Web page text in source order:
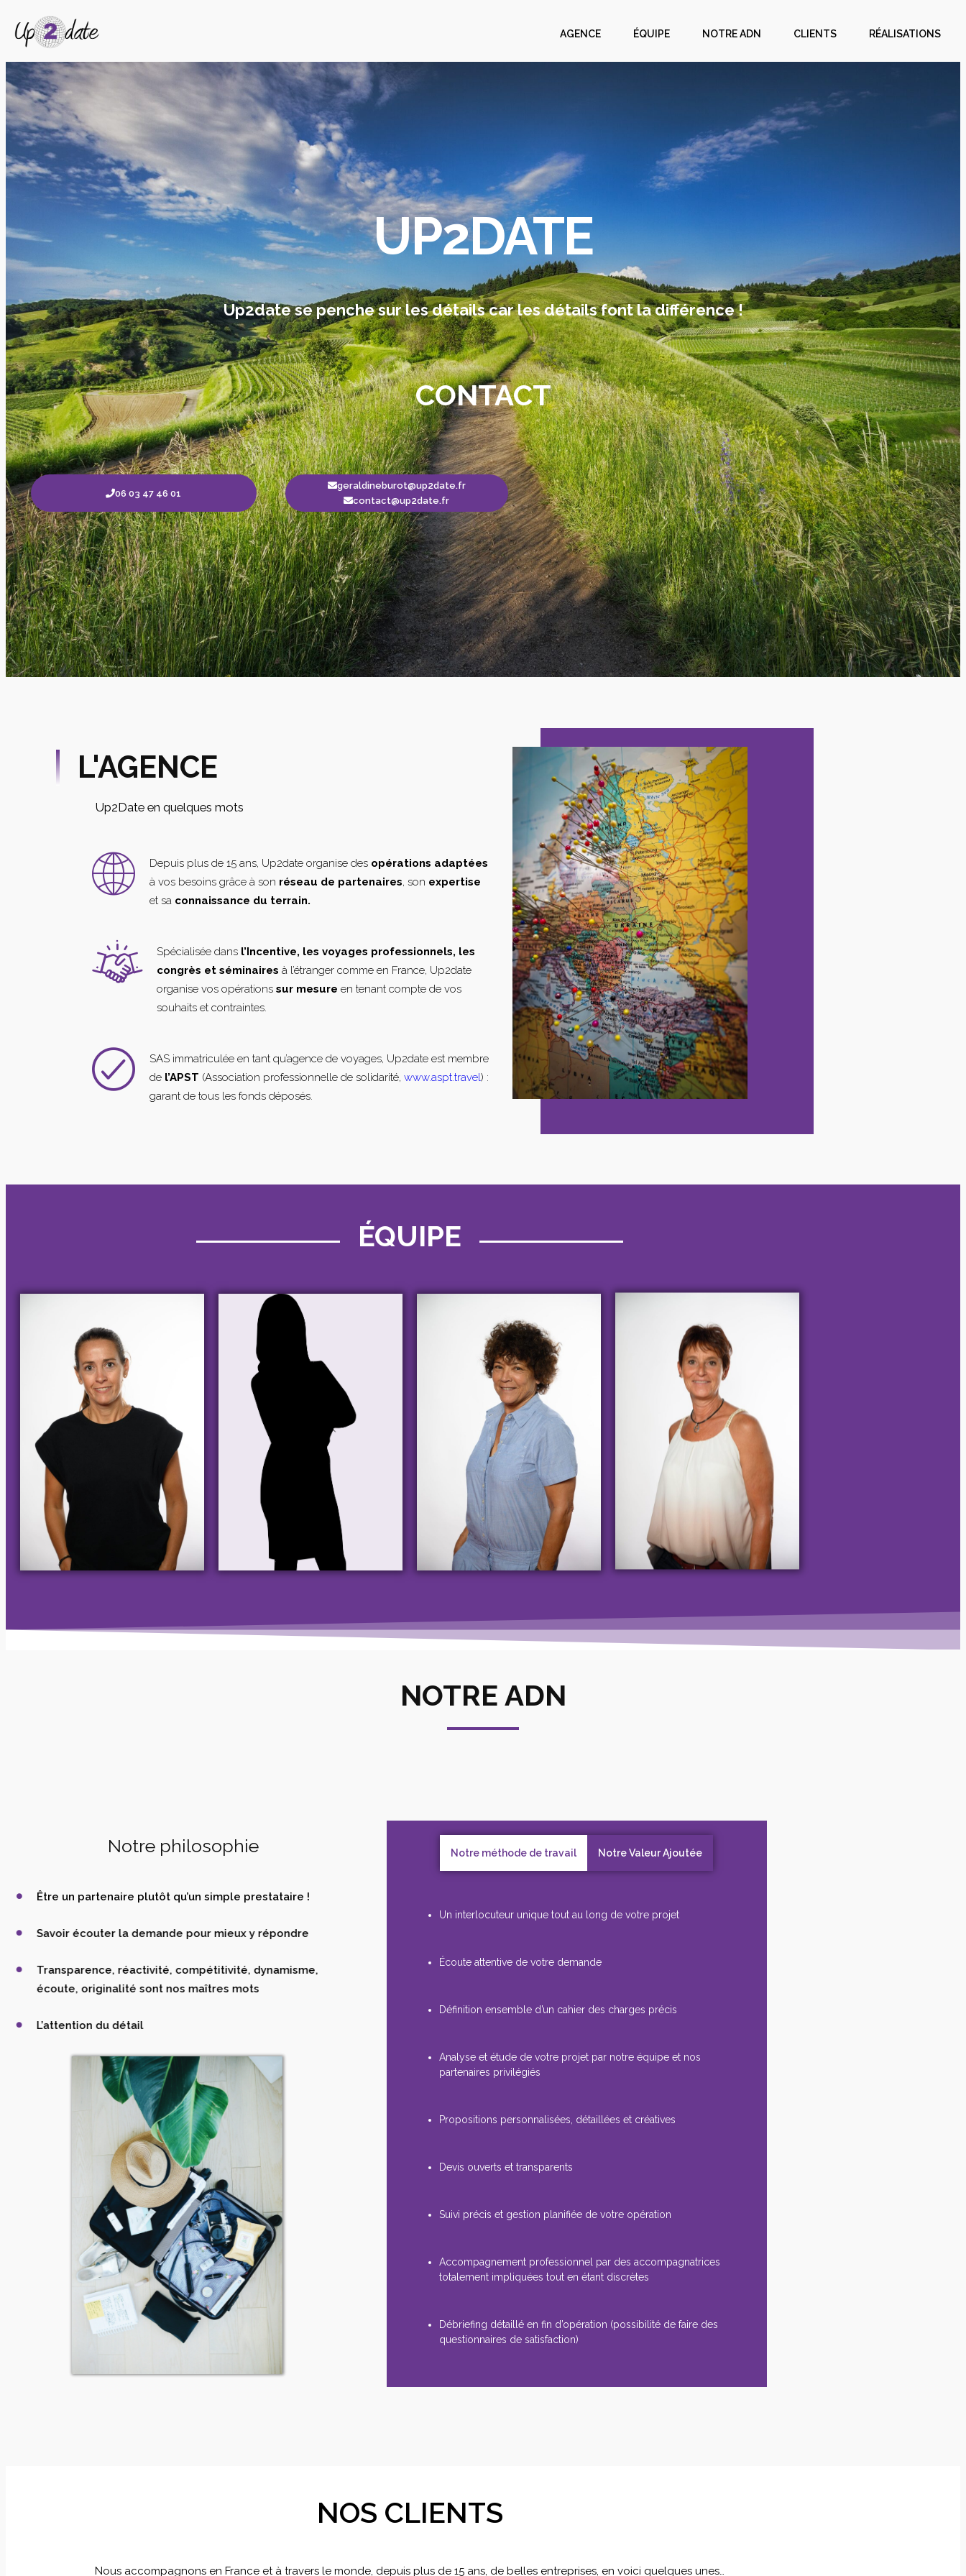
AGENCE ÉQUIPE NOTRE ADN CLIENTS RÉALISATIONS
UP2DATE
Up2date se penche sur les détails car les détails font la différence !
CONTACT
06 03 47 46 01
geraldineburot@up2date.fr
contact@up2date.fr
L'AGENCE
Up2Date en quelques mots
Depuis plus de 15 ans, Up2date organise des opérations adaptées
à vos besoins grâce à son réseau de partenaires, son expertise
et sa connaissance du terrain.
Spécialisée dans l’Incentive, les voyages professionnels, les
congrès et séminaires à l’étranger comme en France, Up2date
organise vos opérations sur mesure en tenant compte de vos
souhaits et contraintes.
SAS immatriculée en tant qu’agence de voyages, Up2date est membre
de l’APST (Association professionnelle de solidarité, www.aspt.travel) :
garant de tous les fonds déposés.
ÉQUIPE
NOTRE ADN
Notre philosophie
Être un partenaire plutôt qu’un simple prestataire !
Savoir écouter la demande pour mieux y répondre
Transparence, réactivité, compétitivité, dynamisme,
écoute, originalité sont nos maîtres mots
L’attention du détail
Notre méthode de travail Notre Valeur Ajoutée
Un interlocuteur unique tout au long de votre projet
Écoute attentive de votre demande
Définition ensemble d’un cahier des charges précis
Analyse et étude de votre projet par notre équipe et nos
partenaires privilégiés
Propositions personnalisées, détaillées et créatives
Devis ouverts et transparents
Suivi précis et gestion planifiée de votre opération
Accompagnement professionnel par des accompagnatrices
totalement impliquées tout en étant discrètes
Débriefing détaillé en fin d’opération (possibilité de faire des
questionnaires de satisfaction)
NOS CLIENTS
Nous accompagnons en France et à travers le monde, depuis plus de 15 ans, de belles entreprises, en voici quelques unes…